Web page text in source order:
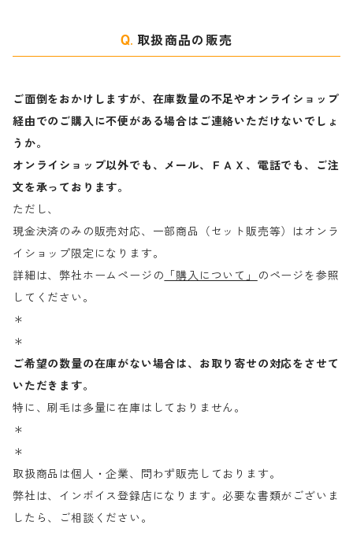
取扱商品の販売
ご面倒をおかけしますが、在庫数量の不足やオンライショップ
経由でのご購入に不便がある場合はご連絡いただけないでしょ
うか。
オンライショップ以外でも、メール、ＦＡＸ、電話でも、ご注
文を承っております。
ただし、
現金決済のみの販売対応、一部商品（セット販売等）はオンラ
イショップ限定になります。
詳細は、弊社ホームページの 「購入について」
のページを参照
してください。
＊
＊
ご希望の数量の在庫がない場合は、お取り寄せの対応をさせて
いただきます。
特に、刷毛は多量に在庫はしておりません。
＊
＊
取扱商品は個人・企業、問わず販売しております。
弊社は、インボイス登録店になります。必要な書類がございま
したら、ご相談ください。